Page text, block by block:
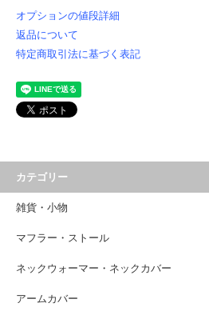
オプションの値段詳細
返品について
特定商取引法に基づく表記
カテゴリー
雑貨・小物
マフラー・ストール
ネックウォーマー・ネックカバー
アームカバー